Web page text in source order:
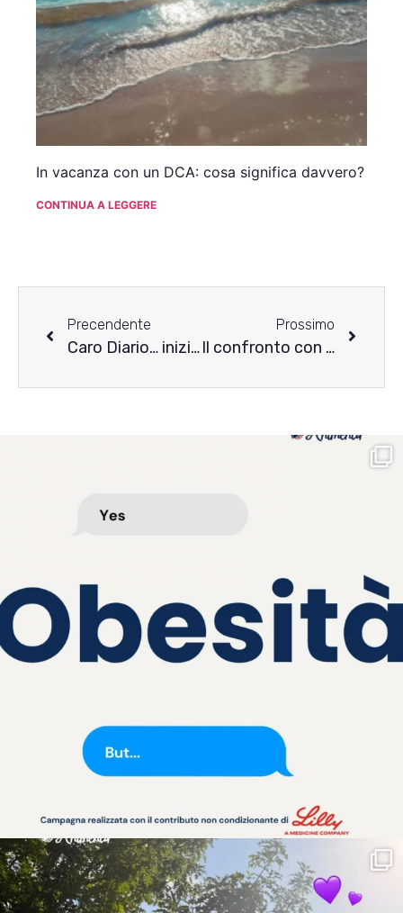
In vacanza con un DCA: cosa significa davvero?
CONTINUA A LEGGERE
Precendente
Caro Diario… inizierò la mia vita da fuorisede
Prossimo
Il confronto con gli altri: quando è un limite, quando è una risorsa?